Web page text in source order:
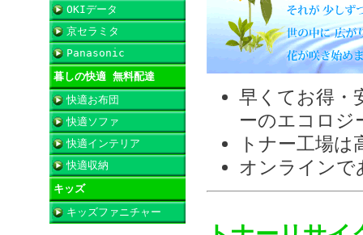
OKIデータ
京セラミタ
Panasonic
暮しの快適 無料配達
快適お布団
快適ソファ
快適インテリア
快適収納
キッズ
キッズファニチャー
早くてお得
ーのエコロジ
トナー工場
オンライン